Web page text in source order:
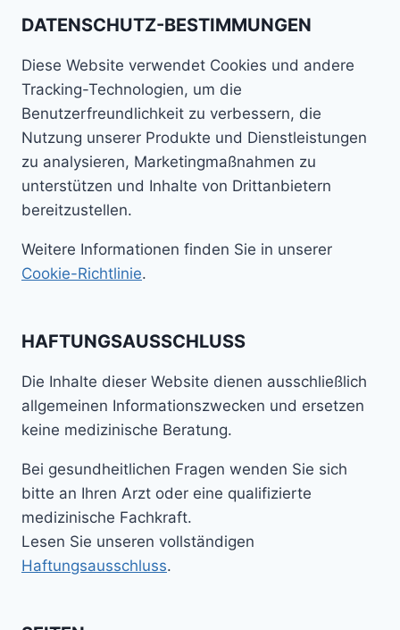
DATENSCHUTZ-BESTIMMUNGEN
Diese Website verwendet Cookies und andere
Tracking-Technologien, um die
Benutzerfreundlichkeit zu verbessern, die
Nutzung unserer Produkte und Dienstleistungen
zu analysieren, Marketingmaßnahmen zu
unterstützen und Inhalte von Drittanbietern
bereitzustellen.
Weitere Informationen finden Sie in unserer
Cookie-Richtlinie.
HAFTUNGSAUSSCHLUSS
Die Inhalte dieser Website dienen ausschließlich
allgemeinen Informationszwecken und ersetzen
keine medizinische Beratung.
Bei gesundheitlichen Fragen wenden Sie sich
bitte an Ihren Arzt oder eine qualifizierte
medizinische Fachkraft.
Lesen Sie unseren vollständigen
Haftungsausschluss.